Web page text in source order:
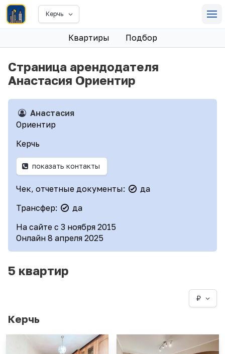
Керчь
Квартиры Подбор
Страница арендодателя
Анастасия Ориентир
Анастасия
Ориентир
Керчь
показать контакты
Чек, отчетные документы:
да
Трансфер:
да
На сайте с 3 ноября 2015
Онлайн 8 апреля 2025
5 квартир
₽
Керчь